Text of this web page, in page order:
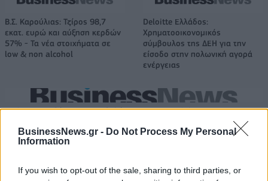
BusinessNews.gr - Do Not Process My Personal
Information
If you wish to opt-out of the sale, sharing to third parties, or
Β.Σ. Καρούλιας: Τζίρος 98,7
εκατ. ευρώ και αύξηση κερδών
57% - Τα νέα στοιχήματα σε
low & non alcohol
Deloitte Ελλάδος:
Χρηματοοικονομικός
σύμβουλος της ΔΕΗ για την
είσοδο στην πολωνική αγορά
ενέργειας
Η Chery επενδύει 75 εκατ. δολάρια στην KG Mobility
18.990 ευρώ
συνεχίζουν μαζί: Ανανέωση της
συνεργασίας τους μέχρι το